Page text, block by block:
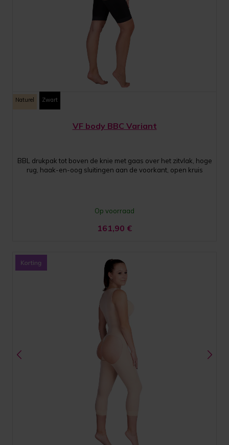
Naturel Zwart
VF body BBC Variant
BBL drukpak tot boven de knie met gaas over het zitvlak, hoge
rug, haak-en-oog sluitingen aan de voorkant, open kruis
Op voorraad
161,90 €